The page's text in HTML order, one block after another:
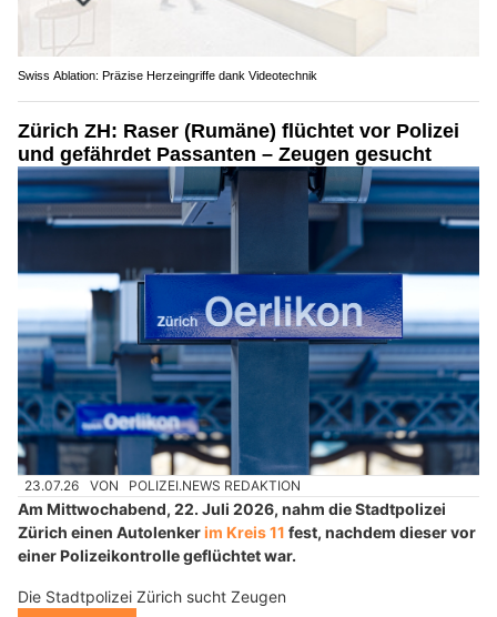
Swiss Ablation: Präzise Herzeingriffe dank Videotechnik
Zürich ZH: Raser (Rumäne) flüchtet vor Polizei
und gefährdet Passanten – Zeugen gesucht
23.07.26 VON POLIZEI.NEWS REDAKTION
Am Mittwochabend, 22. Juli 2026, nahm die Stadtpolizei
Zürich einen Autolenkerim Kreis 11 fest, nachdem dieser vor
einer Polizeikontrolle geflüchtet war.
Die Stadtpolizei Zürich sucht Zeugen